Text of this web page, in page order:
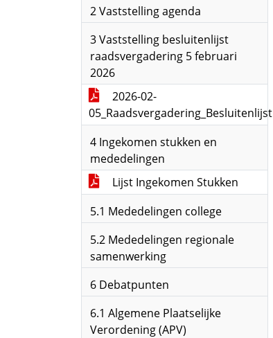
2 Vaststelling agenda
3 Vaststelling besluitenlijst
raadsvergadering 5 februari
2026
2026-02-
05_Raadsvergadering_Besluitenlijst
4 Ingekomen stukken en
mededelingen
Lijst Ingekomen Stukken
5.1 Mededelingen college
5.2 Mededelingen regionale
samenwerking
6 Debatpunten
6.1 Algemene Plaatselijke
Verordening (APV)